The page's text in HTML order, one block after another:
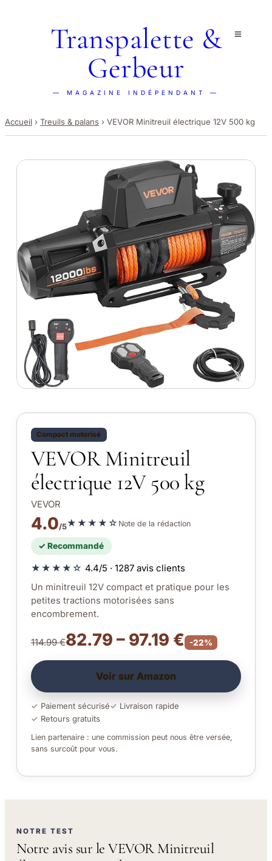
Transpalette &
Gerbeur
— MAGAZINE INDÉPENDANT —
Accueil › Treuils & palans › VEVOR Minitreuil électrique 12V 500 kg
Compact motorisé
VEVOR Minitreuil
électrique 12V 500 kg
VEVOR
4.0/5★★★★☆ Note de la rédaction
✓ Recommandé
★★★★☆ 4.4/5 · 1287 avis clients
Un minitreuil 12V compact et pratique pour les
petites tractions motorisées sans
encombrement.
114.99 €82.79 – 97.19 € -22%
Voir sur Amazon
✓ Paiement sécurisé✓ Livraison rapide
✓ Retours gratuits
Lien partenaire : une commission peut nous être versée,
sans surcoût pour vous.
NOTRE TEST
Notre avis sur le VEVOR Minitreuil